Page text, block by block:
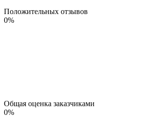
Положительных отзывов
0%
Общая оценка заказчиками
0%